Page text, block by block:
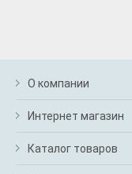
О компании
Интернет магазин
Каталог товаров